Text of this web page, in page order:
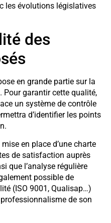
les évolutions législatives
des
en grande partie sur la
Pour garantir cette qualité,
un système de contrôle
d’identifier les points
en place d’une charte
de satisfaction auprès
que l’analyse régulière
possible de
(ISO 9001, Qualisap…)
de son